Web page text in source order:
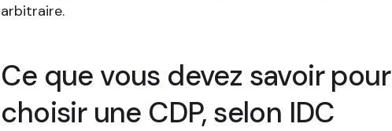
arbitraire.
Ce que vous devez savoir pour
choisir une CDP, selon IDC